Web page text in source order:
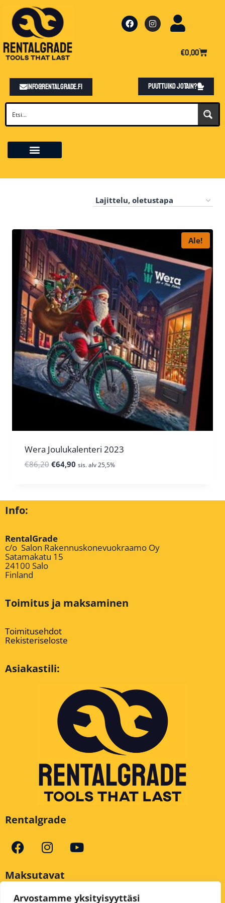
Arvostamme yksityisyyttäsi
€0,00
info@rentalgrade.fi Puuttuiko jotain?
Ale!
Wera Joulukalenteri 2023
€86,20 €64,90 sis. alv 25,5%
Info:
RentalGrade
c/o Salon Rakennuskonevuokraamo Oy
Satamakatu 15
24100 Salo
Finland
Toimitus ja maksaminen
Toimitusehdot
Rekisteriseloste
Asiakastili:
Rentalgrade
Maksutavat